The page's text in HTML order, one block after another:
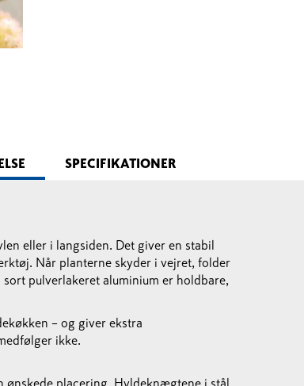
SPECIFIKATIONER
eller i langsiden. Det giver en stabil
Når planterne skyder i vejret, folder
pulverlakeret aluminium er holdbare,
– og giver ekstra
ikke.
placering. Hyldeknægtene i stål